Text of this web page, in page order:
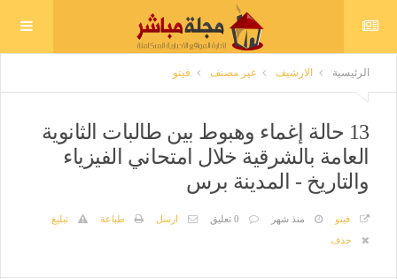
الرئيسية الارشيف غير مصنف فيتو
13 حالة إغماء وهبوط بين طالبات الثانوية
العامة بالشرقية خلال امتحاني الفيزياء
والتاريخ - المدينة برس
فيتو منذ شهر 0 تعليق ارسل طباعة
تبليغ
حذف